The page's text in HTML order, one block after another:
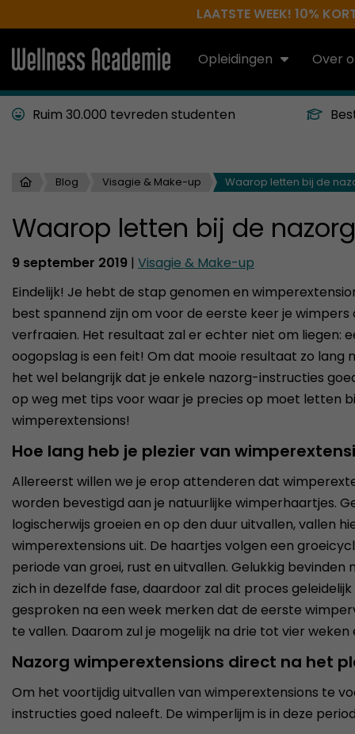
LAATSTE WEEK! 10%
Opleidingen Over
Ruim 30.000 tevreden studenten
Blog Visagie & Make-up Waarop letten bij de
Waarop letten bij de
9 september 2019 | Visagie & Make-up
Eindelijk! Je hebt de stap genomen en
best spannend zijn om voor de eerste keer je
verfraaien. Het resultaat zal er echter niet om liegen:
oogopslag is een feit! Om dat mooie resultaat zo lang
het wel belangrijk dat je enkele nazorg-instructies
op weg met tips voor waar je precies op moet letten
wimperextensions!
Hoe lang heb je plezier van
Allereerst willen we je erop attenderen dat
worden bevestigd aan je natuurlijke wimperhaartjes.
logischerwijs groeien en op den duur uitvallen, vallen
wimperextensions uit. De haartjes volgen een
periode van groei, rust en uitvallen. Gelukkig
zich in dezelfde fase, daardoor zal dit proces
gesproken na een week merken dat de eerste
te vallen. Daarom zul je mogelijk na drie tot vier
Nazorg wimperextensions direct na het
Om het voortijdig uitvallen van wimperextensions te
instructies goed naleeft. De wimperlijm is in deze